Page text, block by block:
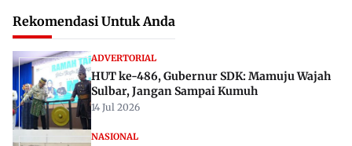
Rekomendasi Untuk Anda
ADVERTORIAL
HUT ke-486, Gubernur SDK: Mamuju Wajah
Sulbar, Jangan Sampai Kumuh
14 Jul 2026
NASIONAL